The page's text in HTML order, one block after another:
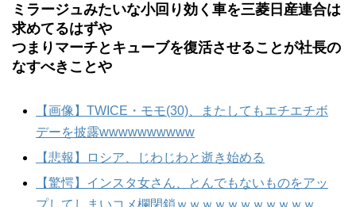
ミラージュみたいな小回り効く車を三菱日産連合は
求めてるはずや
つまりマーチとキューブを復活させることが社長の
なすべきことや
【画像】TWICE・モモ(30)、またしてもエチエチボ
デーを披露wwwwwwwwww
【悲報】ロシア、じわじわと逝き始める
【驚愕】インスタ女さん、とんでもないものをアッ
プしてしまいコメ欄閉鎖ｗｗｗｗｗｗｗｗｗｗｗ